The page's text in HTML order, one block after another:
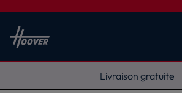
Livraison gratuite